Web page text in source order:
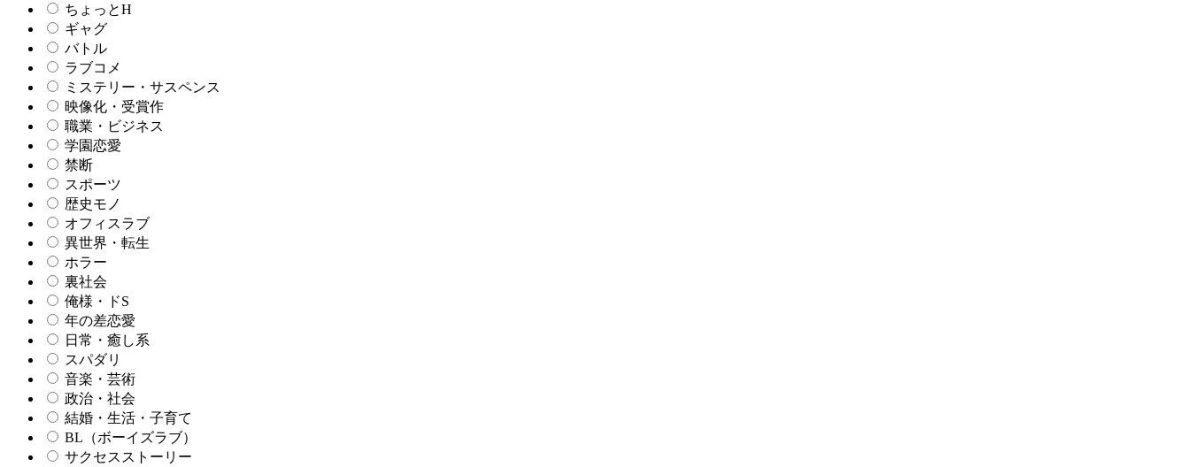
ちょっとH
ギャグ
バトル
ラブコメ
ミステリー・サスペンス
映像化・受賞作
職業・ビジネス
学園恋愛
禁断
スポーツ
歴史モノ
オフィスラブ
異世界・転生
ホラー
裏社会
俺様・ドS
年の差恋愛
日常・癒し系
スパダリ
音楽・芸術
政治・社会
結婚・生活・子育て
BL（ボーイズラブ）
サクセスストーリー